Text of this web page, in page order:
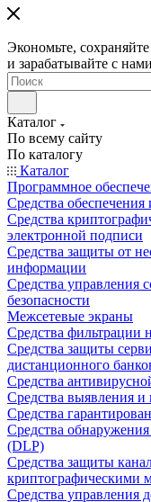
Экономьте, сохраняйте
и зарабатывайте с нами
Каталог
По всему сайту
По каталогу
Каталог
Программное
Средства
Средства
электронной подписи
Средства защиты от
информации
Средства управления
безопасности
Межсетевые экраны
Средства фильтрации
Средства защиты
дистанционного
Средства
Средства выявления и
Средства
Средства
(DLP)
Средства защиты
криптографическими
Средства управления